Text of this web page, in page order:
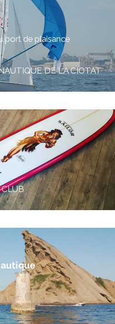
port de plaisance
DE LA CIOTAT
CLUB